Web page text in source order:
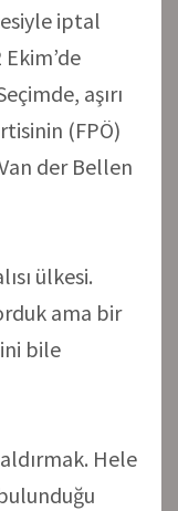
iptal
aşırı
(FPÖ)
der Bellen
ülkesi.
ama bir
bile
Hele